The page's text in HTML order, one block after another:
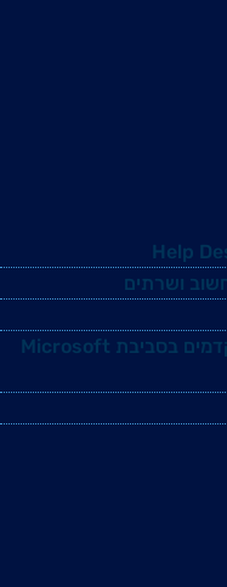
ושרתים
אפיון והטמעת פתרונות מתקדמים בסביבת Microsoft